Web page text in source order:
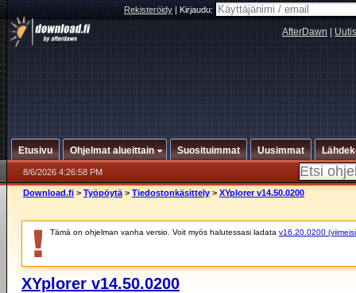
Rekisteröidy|Kirjaudu:
AfterDawn
Etusivu Ohjelmat alueittain Suosituimmat Uusimmat
8/6/2026 4:26:58 PM
Download.fi > Työpöytä > Tiedostonkäsittely > XYplorer v14.50.0200
Tämä on ohjelman vanha versio. Voit myös halutessasi ladata v16.20.0200
XYplorer v14.50.0200